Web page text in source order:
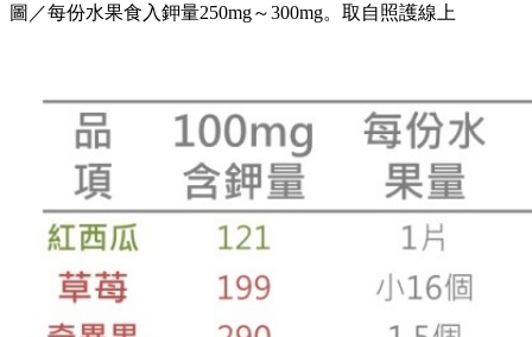
圖／每份水果食入鉀量250mg～300mg。取自照護線上